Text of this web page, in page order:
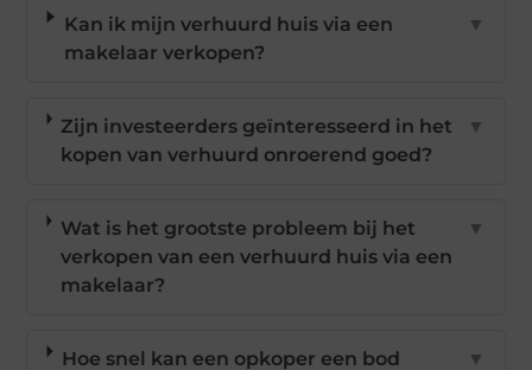
Kan ik mijn verhuurd huis via een
makelaar verkopen?
▼
Zijn investeerders geïnteresseerd in het
kopen van verhuurd onroerend goed?
▼
Wat is het grootste probleem bij het
verkopen van een verhuurd huis via een
makelaar?
▼
Hoe snel kan een opkoper een bod
▼